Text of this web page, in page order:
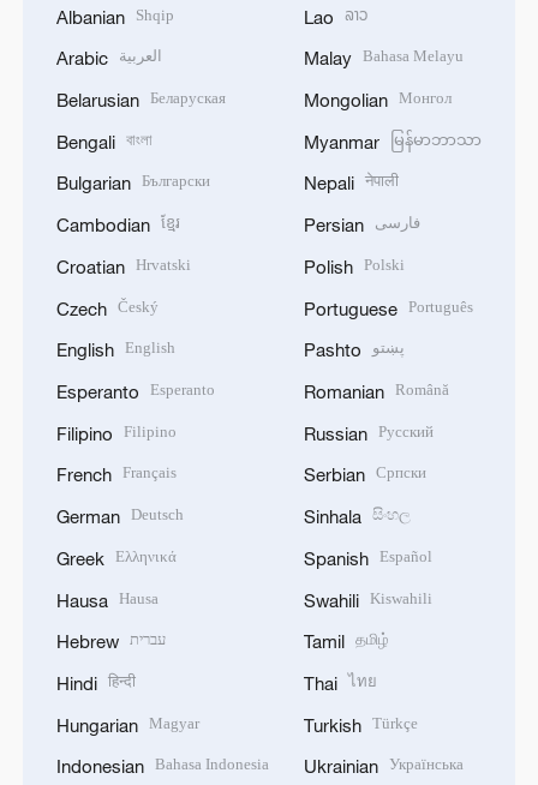
Albanian Shqip
Arabic العربية
Belarusian Беларуская
Bengali বাংলা
Bulgarian Български
Cambodian ខ្មែរ
Croatian Hrvatski
Czech Český
English English
Esperanto Esperanto
Filipino Filipino
French Français
German Deutsch
Greek Ελληνικά
Hausa Hausa
Hebrew עברית
Hindi हिन्दी
Hungarian Magyar
Indonesian Bahasa Indonesia
Lao ລາວ
Malay Bahasa Melayu
Mongolian Монгол
Myanmar မြန်မာဘာသာ
Nepali नेपाली
Persian فارسی
Polish Polski
Portuguese Português
Pashto پښتو
Romanian Română
Russian Русский
Serbian Српски
Sinhala සිංහල
Spanish Español
Swahili Kiswahili
Tamil தமிழ்
Thai ไทย
Turkish Türkçe
Ukrainian Українська